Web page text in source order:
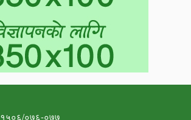
१५०६/०७६-०७७